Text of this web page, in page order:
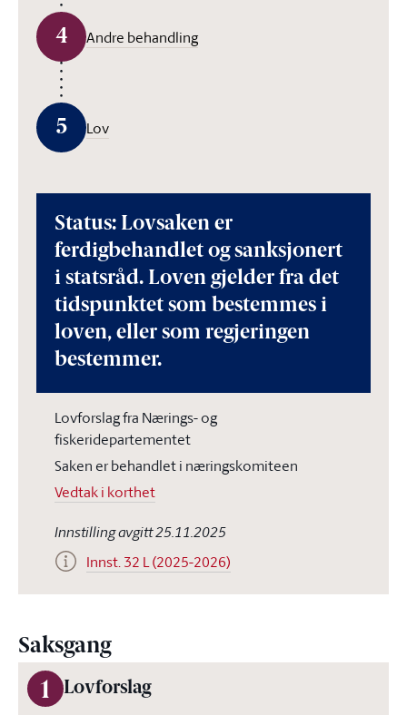
4 Andre behandling
5 Lov
Status: Lovsaken er
ferdigbehandlet og sanksjonert
i statsråd. Loven gjelder fra det
tidspunktet som bestemmes i
loven, eller som regjeringen
bestemmer.
Lovforslag fra Nærings- og
fiskeridepartementet
Saken er behandlet i næringskomiteen
Vedtak i korthet
Innstilling avgitt 25.11.2025
Innst. 32 L (2025-2026)
Saksgang
1 Lovforslag